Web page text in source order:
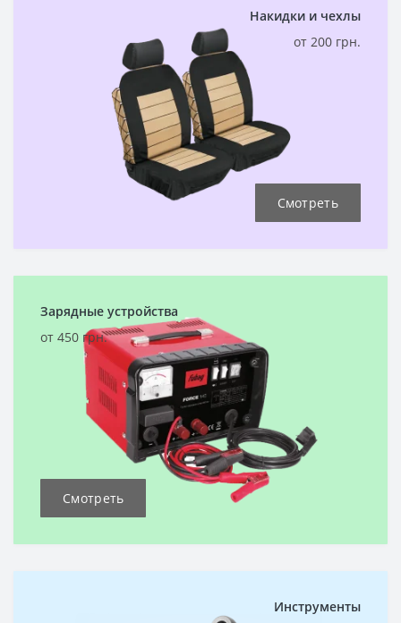
Накидки и чехлы
от 200 грн.
Смотреть
Зарядные устройства
от 450 грн.
Смотреть
Инструменты